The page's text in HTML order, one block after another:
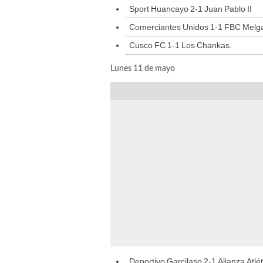
Sport Huancayo 2-1 Juan Pablo II
Comerciantes Unidos 1-1 FBC
Cusco FC 1-1 Los Chankas.
Lunes 11 de mayo